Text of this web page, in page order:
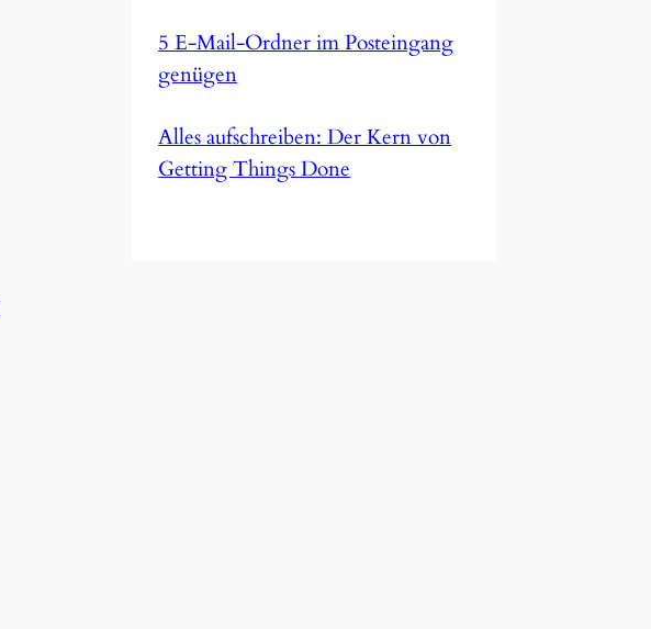
5 E-Mail-Ordner im Posteingang
genügen
Alles aufschreiben: Der Kern von
Getting Things Done